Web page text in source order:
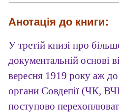
Анотація до книги:
У третій книзі про
документальній основі
вересня 1919 року аж
органи Совдепії (ЧК,
поступово